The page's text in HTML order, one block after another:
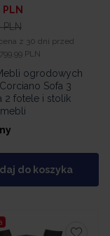
PLN
PLN
z 30 dni przed
PLN
ogrodowych
Sofa 3
2 fotele i stolik
do koszyka